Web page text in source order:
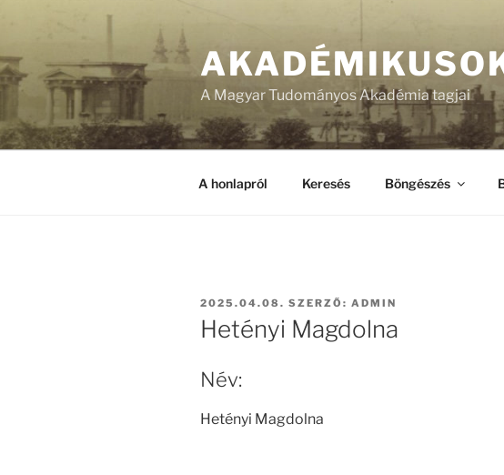
A Magyar Tudományos Akadémia tagjai
A honlapról Keresés Böngészés
BEKÜLDVE:
2025.04.08. SZERZŐ: ADMIN
Hetényi Magdolna
Név:
Hetényi Magdolna